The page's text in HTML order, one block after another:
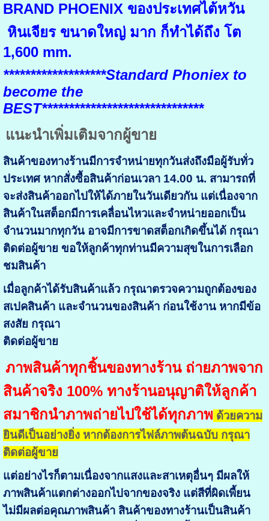
BRAND PHOENIX ของประเทศไต้หวัน
หินเจียร ขนาดใหญ่ มาก ก็ทำได้ถึง โต
1,600 mm.
*******************Standard Phoniex to
become the
BEST******************************
แนะนำเพิ่มเติมจากผู้ขาย
สินค้าของทางร้านมีการจำหน่ายทุกวันส่งถึงมือผู้รับทั่ว
ประเทศ หากสั่งซื้อสินค้าก่อนเวลา 14.00 น. สามารถที่
จะส่งสินค้าออกไปให้ได้ภายในวันเดียวกัน แต่เนื่องจาก
สินค้าในสต็อกมีการเคลื่อนไหวและจำหน่ายออกเป็น
จำนวนมากทุกวัน อาจมีการขาดสต็อกเกิดขึ้นได้ กรุณา
ติดต่อผู้ขาย ขอให้ลูกค้าทุกท่านมีความสุขในการเลือก
ชมสินค้า
เมื่อลูกค้าได้รับสินค้าแล้ว กรุณาตรวจความถูกต้องของ
สเปคสินค้า และจำนวนของสินค้า ก่อนใช้งาน หากมีข้อ
สงสัย กรุณา
ติดต่อผู้ขาย
ภาพสินค้าทุกชิ้นของทางร้าน ถ่ายภาพจาก
สินค้าจริง 100% ทางร้านอนุญาติให้ลูกค้า
สมาชิกนำภาพถ่ายไปใช้ได้ทุกภาพ ด้วยความ
ยินดีเป็นอย่างยิ่ง หากต้องการไฟล์ภาพต้นฉบับ กรุณา
ติดต่อผู้ขาย
แต่อย่างไรก็ตามเนื่องจากแสงและสาเหตุอื่นๆ มีผลให้
ภาพสินค้าแตกต่างออกไปจากของจริง แต่สีที่ผิดเพี้ยน
ไม่มีผลต่อคุณภาพสินค้า สินค้าของทางร้านเป็นสินค้า